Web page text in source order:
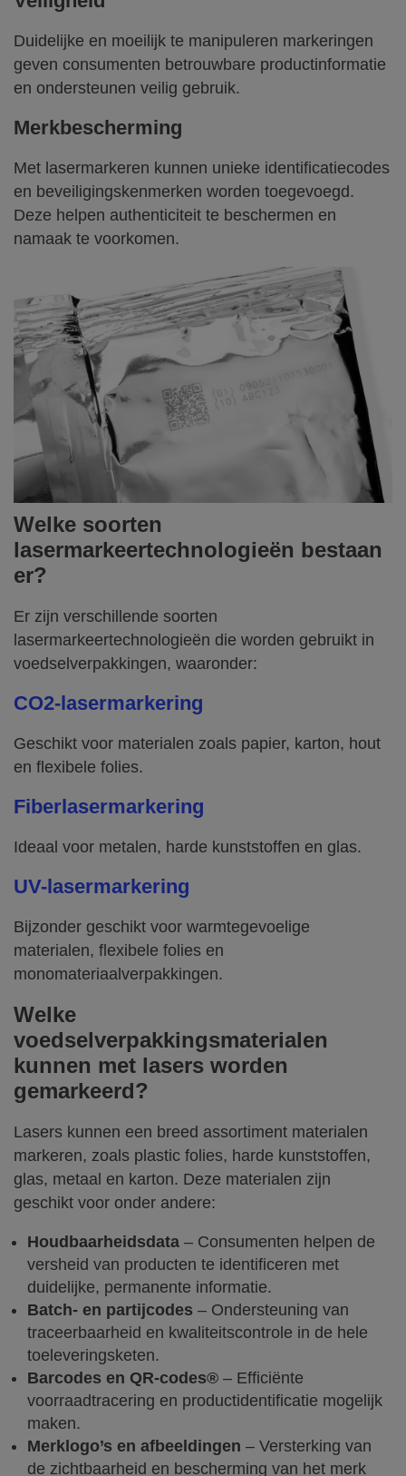
Duidelijke en moeilijk te manipuleren markeringen
geven consumenten betrouwbare productinformatie
en ondersteunen veilig gebruik.
Merkbescherming
Met lasermarkeren kunnen unieke identificatiecodes
en beveiligingskenmerken worden toegevoegd.
Deze helpen authenticiteit te beschermen en
namaak te voorkomen.
Welke soorten
lasermarkeertechnologieën bestaan
er?
Er zijn verschillende soorten
lasermarkeertechnologieën die worden gebruikt in
voedselverpakkingen, waaronder:
CO2-lasermarkering
Geschikt voor materialen zoals papier, karton, hout
en flexibele folies.
Fiberlasermarkering
Ideaal voor metalen, harde kunststoffen en glas.
UV-lasermarkering
Bijzonder geschikt voor warmtegevoelige
materialen, flexibele folies en
monomateriaalverpakkingen.
Welke
voedselverpakkingsmaterialen
kunnen met lasers worden
gemarkeerd?
Lasers kunnen een breed assortiment materialen
markeren, zoals plastic folies, harde kunststoffen,
glas, metaal en karton. Deze materialen zijn
geschikt voor onder andere:
Houdbaarheidsdata – Consumenten helpen de
versheid van producten te identificeren met
duidelijke, permanente informatie.
Batch- en partijcodes – Ondersteuning van
traceerbaarheid en kwaliteitscontrole in de hele
toeleveringsketen.
Barcodes en QR-codes® – Efficiënte
voorraadtracering en productidentificatie mogelijk
maken.
Merklogo’s en afbeeldingen – Versterking van
de zichtbaarheid en bescherming van het merk